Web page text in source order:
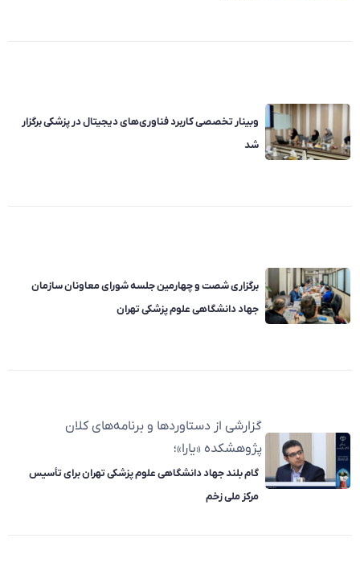
وبینار تخصصی کاربرد فناوری‌های دیجیتال در پزشکی برگزار
شد
برگزاری شصت و چهارمین جلسه شورای معاونان سازمان
جهاد دانشگاهی علوم پزشکی تهران
گزارشی از دستاوردها و برنامه‌های کلان
پژوهشکده «یارا»؛
گام بلند جهاد دانشگاهی علوم پزشکی تهران برای تأسیس
مرکز ملی زخم